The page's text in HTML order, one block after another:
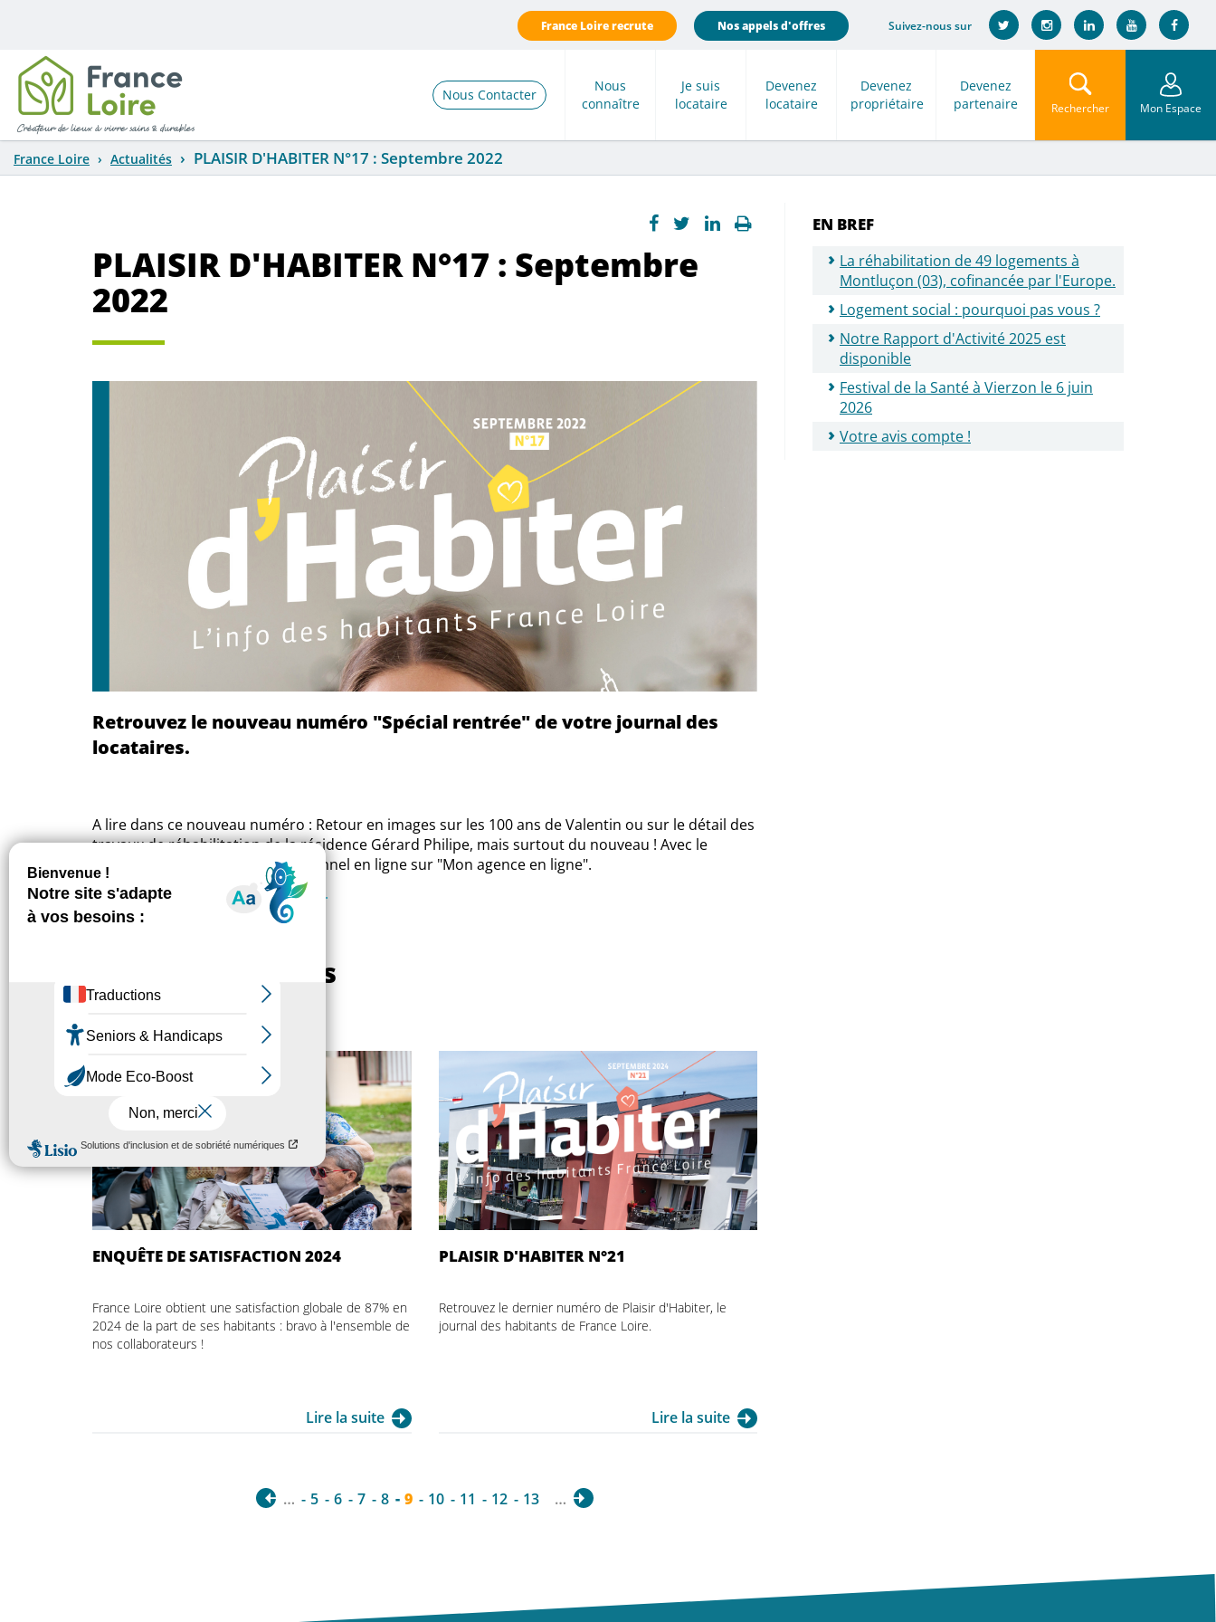
France Loire recrute Nos appels d'offres Suivez-nous sur
Mon Espace
Rechercher
Nous Contacter
Nous
connaître
Je suis
locataire
Devenez
locataire
Devenez
propriétaire
Devenez
partenaire
France Loire Actualités PLAISIR D'HABITER N°17 : Septembre 2022
PLAISIR D'HABITER N°17 : Septembre
2022
Retrouvez le nouveau numéro "Spécial rentrée" de votre journal des
locataires.
A lire dans ce nouveau numéro : Retour en images sur les 100 ans de Valentin ou sur le détail des
travaux de réhabilitation de la résidence Gérard Philipe, mais surtout du nouveau ! Avec le
lancement de votre espace personnel en ligne sur "Mon agence en ligne".
> Lire l'édition de Septembre 2022.
Autres actualités
ENQUÊTE DE SATISFACTION 2024
France Loire obtient une satisfaction globale de 87% en
2024 de la part de ses habitants : bravo à l'ensemble de
nos collaborateurs !
Lire la suite
PLAISIR D'HABITER N°21
Retrouvez le dernier numéro de Plaisir d'Habiter, le
journal des habitants de France Loire.
Lire la suite
… 5 6 7 8 9 10 11 12 13 …
EN BREF
La réhabilitation de 49 logements à
Montluçon (03), cofinancée par l'Europe.
Logement social : pourquoi pas vous ?
Notre Rapport d'Activité 2025 est
disponible
Festival de la Santé à Vierzon le 6 juin
2026
Votre avis compte !